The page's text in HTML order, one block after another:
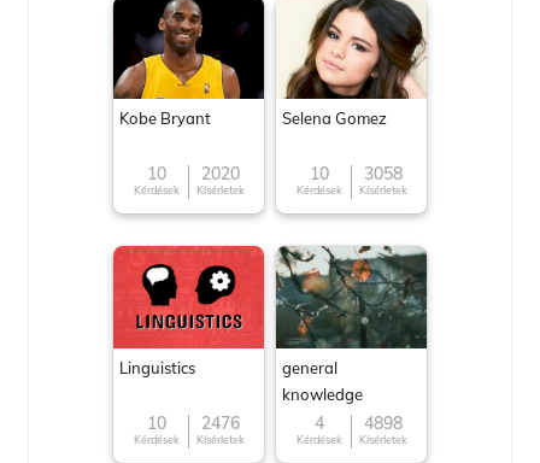
Kobe Bryant
10
Kérdések
2020
Kísérletek
Selena Gomez
10
Kérdések
3058
Kísérletek
Linguistics
10
Kérdések
2476
Kísérletek
general
knowledge
4
Kérdések
4898
Kísérletek